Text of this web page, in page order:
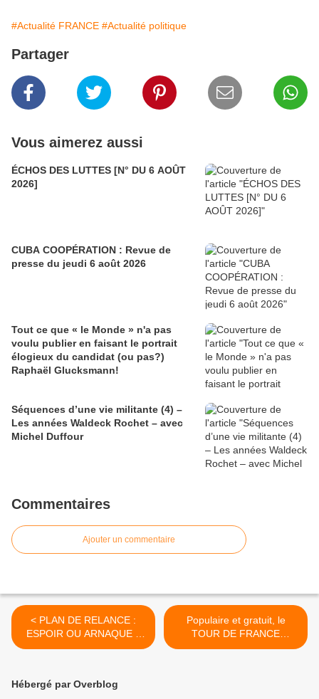
#Actualité FRANCE #Actualité politique
Partager
Vous aimerez aussi
ÉCHOS DES LUTTES [N° DU 6 AOÛT
2026]
CUBA COOPÉRATION : Revue de
presse du jeudi 6 août 2026
Tout ce que « le Monde » n'a pas
voulu publier en faisant le portrait
élogieux du candidat (ou pas?)
Raphaël Glucksmann!
Séquences d’une vie militante (4) –
Les années Waldeck Rochet – avec
Michel Duffour
Commentaires
Ajouter un commentaire
< PLAN DE RELANCE :
ESPOIR OU ARNAQUE ?
[Décryptage]
Populaire et gratuit, le
TOUR DE FRANCE
vivement critiqué par le
Hébergé par Overblog